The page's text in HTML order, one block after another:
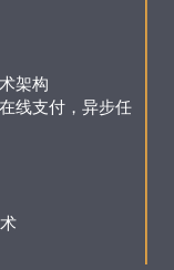
架构
线支付，异步任